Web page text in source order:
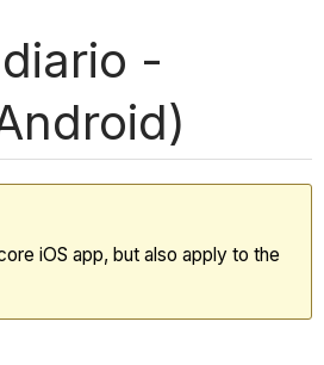
-
iOS app, but also apply to the